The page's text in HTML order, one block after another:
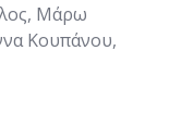
Μάρω
Κουπάνου,